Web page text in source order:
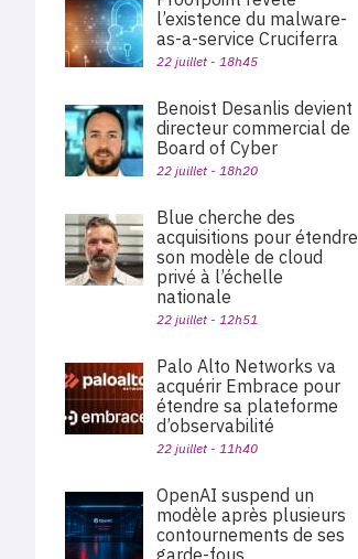
l’existence du malware-
as-a-service Cruciferra
22 juillet - 18h45
Benoist Desanlis devient
directeur commercial de
Board of Cyber
22 juillet - 18h20
Blue cherche des
acquisitions pour étendre
son modèle de cloud
privé à l’échelle
nationale
22 juillet - 12h51
Palo Alto Networks va
acquérir Embrace pour
étendre sa plateforme
d’observabilité
22 juillet - 11h40
OpenAI suspend un
modèle après plusieurs
contournements de ses
garde-fous